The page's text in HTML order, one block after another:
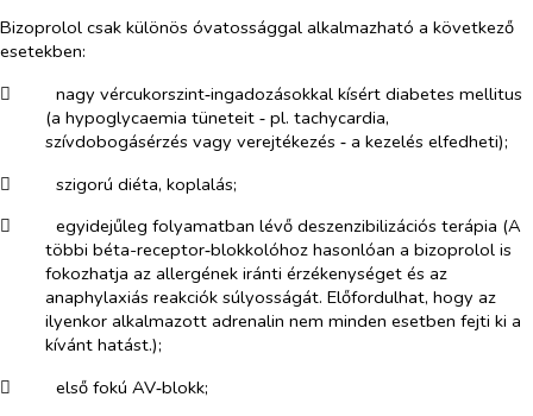
Bizoprolol csak különös óvatossággal alkalmazható a következő
esetekben:
​
nagy vércukorszint‑ingadozásokkal kísért diabetes mellitus
(a hypoglycaemia tüneteit ‑ pl. tachycardia,
szívdobogásérzés vagy verejtékezés ‑ a kezelés elfedheti);
​
szigorú diéta, koplalás;
​
egyidejűleg folyamatban lévő deszenzibilizációs terápia (A
többi béta-receptor‑blokkolóhoz hasonlóan a bizoprolol is
fokozhatja az allergének iránti érzékenységet és az
anaphylaxiás reakciók súlyosságát. Előfordulhat, hogy az
ilyenkor alkalmazott adrenalin nem minden esetben fejti ki a
kívánt hatást.);
​
első fokú AV‑blokk;